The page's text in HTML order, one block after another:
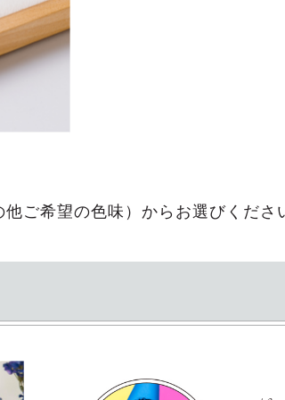
ご希望の色味）からお選びくださ